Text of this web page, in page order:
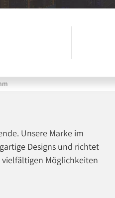
Unsere Marke im
Designs und richtet
Möglichkeiten